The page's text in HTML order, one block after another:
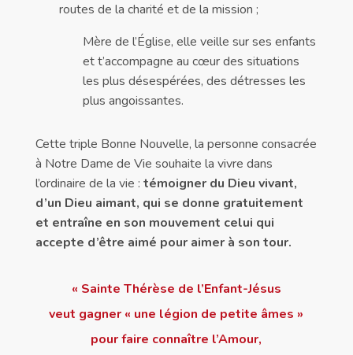
routes de la charité et de la mission ;
Mère de l’Église, elle veille sur ses enfants
et t’accompagne au cœur des situations
les plus désespérées, des détresses les
plus angoissantes.
Cette triple Bonne Nouvelle, la personne consacrée
à Notre Dame de Vie souhaite la vivre dans
l’ordinaire de la vie : témoigner du Dieu vivant,
d’un Dieu aimant, qui se donne gratuitement
et entraîne en son mouvement celui qui
accepte d’être aimé pour aimer à son tour.
« Sainte Thérèse de l’Enfant-Jésus
veut gagner « une légion de petite âmes »
pour faire connaître l’Amour,